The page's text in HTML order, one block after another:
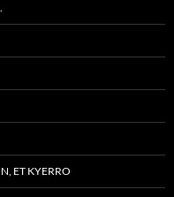
ET KYERRO